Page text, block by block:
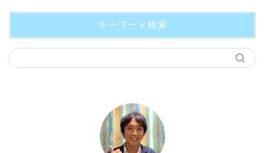
キーワード検索